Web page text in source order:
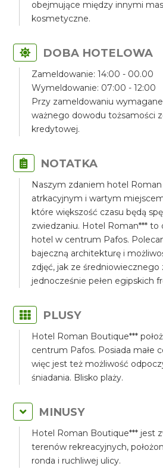
obejmujące między innymi
kosmetyczne.
DOBA HOTELOWA
Zameldowanie: 14:00 - 00.00
Wymeldowanie: 07:00 - 12:00
Przy zameldowaniu
ważnego dowodu tożsamości
kredytowej.
NOTATKA
Naszym zdaniem hotel
atrkacyjnym i wartym
które większość czasu będą
zwiedzaniu. Hotel Roman*** to
hotel w centrum Pafos.
bajeczną architekturę i
zdjęć, jak ze średniowiecznego
jednocześnie pełen egipskich
PLUSY
Hotel Roman Boutique***
centrum Pafos. Posiada małe
więc jest też możliwość
śniadania. Blisko plaży.
MINUSY
Hotel Roman Boutique*** jest
terenów rekreacyjnych,
ronda i ruchliwej ulicy.